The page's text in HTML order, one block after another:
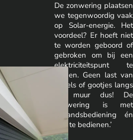
De zonwering plaatsen
we tegenwoordig vaak
op Solar-energie. Het
voordeel? Er hoeft niet
te worden geboord of
gebroken om bij een
elektriciteitspunt te
komen. Geen last van
kabels of gootjes langs
de muur dus! De
zonwering is met
afstandsbediening én
app te bedienen.’